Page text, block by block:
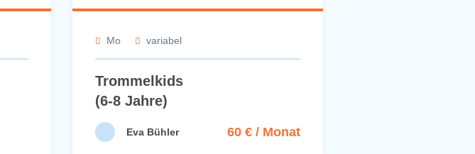
Mo variabel
Trommelkids
(6-8 Jahre)
Eva Bühler 60 € / Monat